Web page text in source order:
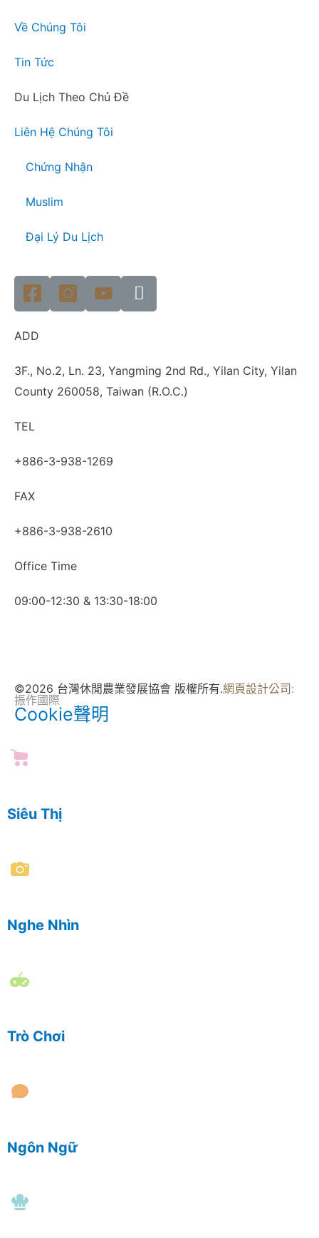
Về Chúng Tôi
Tin Tức
Du Lịch Theo Chủ Đề
Liên Hệ Chúng Tôi
Chứng Nhận
Muslim
Đại Lý Du Lịch
ADD
3F., No.2, Ln. 23, Yangming 2nd Rd., Yilan City, Yilan
County 260058, Taiwan (R.O.C.)
TEL
+886-3-938-1269​
FAX
+886-3-938-2610
Office Time
09:00-12:30 & 13:30-18:00
©2026 台灣休閒農業發展協會 版權所有.網頁設計公司:
振作國際
Cookie聲明
Siêu Thị
Nghe Nhìn
Trò Chơi
Ngôn Ngữ